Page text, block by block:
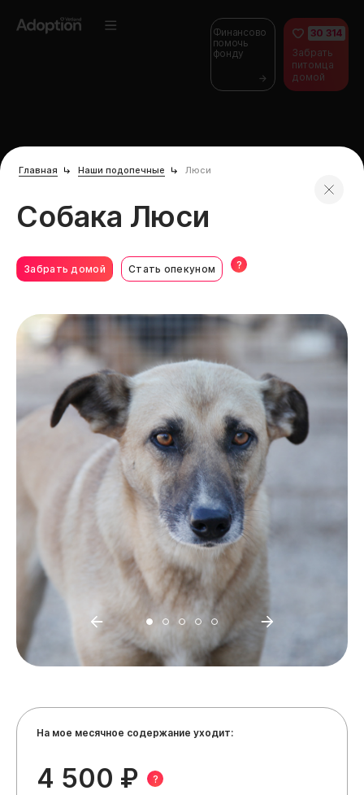
Финансово
помочь
фонду
30 314
Забрать
питомца
домой
Главная Наши подопечные Люси
Собака Люси
Забрать домой Стать опекуном ?
На мое месячное содержание уходит:
4 500 ₽ ?